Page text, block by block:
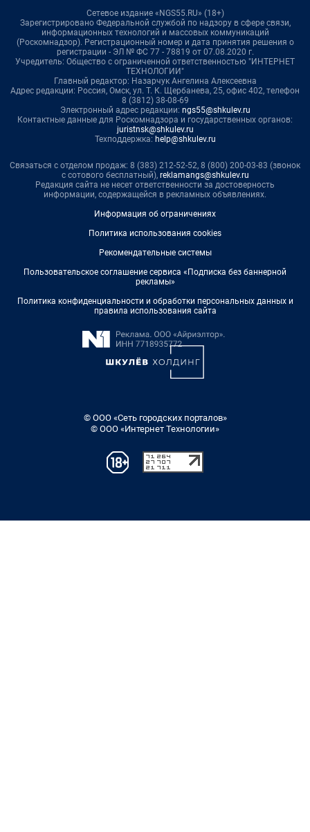
Сетевое издание «NGS55.RU» (18+)
Зарегистрировано Федеральной службой по надзору в сфере связи,
информационных технологий и массовых коммуникаций
(Роскомнадзор). Регистрационный номер и дата принятия решения о
регистрации - ЭЛ № ФС 77 - 78819 от 07.08.2020 г.
Учредитель: Общество с ограниченной ответственностью "ИНТЕРНЕТ
ТЕХНОЛОГИИ"
Главный редактор: Назарчук Ангелина Алексеевна
Адрес редакции: Россия, Омск, ул. Т. К. Щербанева, 25, офис 402, телефон
8 (3812) 38-08-69
Электронный адрес редакции: ngs55@shkulev.ru
Контактные данные для Роскомнадзора и государственных органов:
juristnsk@shkulev.ru
Техподдержка: help@shkulev.ru
Связаться с отделом продаж: 8 (383) 212-52-52, 8 (800) 200-03-83 (звонок
с сотового бесплатный), reklamangs@shkulev.ru
Редакция сайта не несет ответственности за достоверность
информации, содержащейся в рекламных объявлениях.
Информация об ограничениях
Политика использования cookies
Рекомендательные системы
Пользовательское соглашение сервиса «Подписка без баннерной
рекламы»
Политика конфиденциальности и обработки персональных данных и
правила использования сайта
© ООО «Сеть городских порталов»
© ООО «Интернет Технологии»